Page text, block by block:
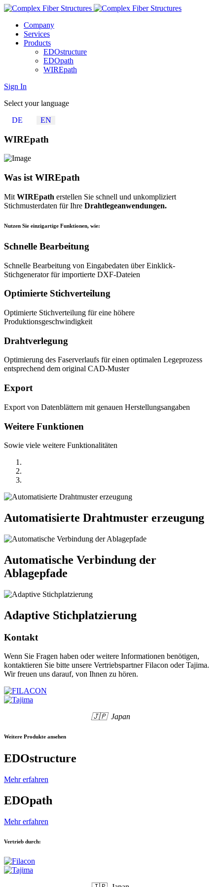
Company
Services
Products
EDOstructure
EDOpath
WIREpath
Sign In
Select your language
DE
EN
WIREpath
Was ist WIREpath
Mit WIREpath erstellen Sie schnell und unkompliziert
Stichmusterdaten für Ihre Drahtlegeanwendungen.
Nutzen Sie einzigartige Funktionen, wie:
Schnelle Bearbeitung
Schnelle Bearbeitung von Eingabedaten über Einklick-
Stichgenerator für importierte DXF-Dateien
Optimierte Stichverteilung
Optimierte Stichverteilung für eine höhere
Produktionsgeschwindigkeit
Drahtverlegung
Optimierung des Faserverlaufs für einen optimalen Legeprozess
entsprechend dem original CAD-Muster
Export
Export von Datenblättern mit genauen Herstellungsangaben
Weitere Funktionen
Sowie viele weitere Funktionalitäten
Automatisierte Drahtmuster erzeugung
Automatische Verbindung der
Ablagepfade
Adaptive Stichplatzierung
Kontakt
Wenn Sie Fragen haben oder weitere Informationen benötigen,
kontaktieren Sie bitte unsere Vertriebspartner Filacon oder Tajima.
Wir freuen uns darauf, von Ihnen zu hören.
🇯🇵 Japan
Weitere Produkte ansehen
EDOstructure
Mehr erfahren
EDOpath
Mehr erfahren
Vertrieb durch: